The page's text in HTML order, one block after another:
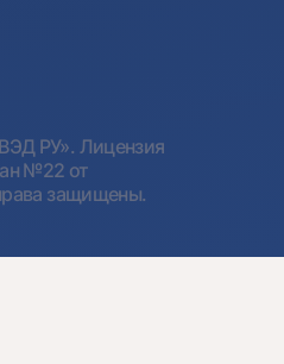
РУ». Лицензия
№22 от
защищены.